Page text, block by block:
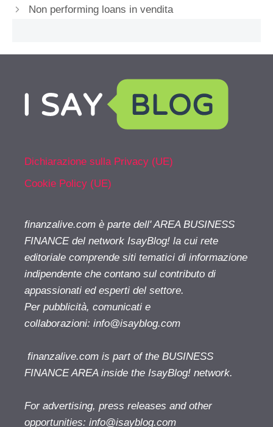
Non performing loans in vendita
Dichiarazione sulla Privacy (UE)
Cookie Policy (UE)
finanzalive.com è parte dell' AREA BUSINESS
FINANCE del network IsayBlog! la cui rete
editoriale comprende siti tematici di informazione
indipendente che contano sul contributo di
appassionati ed esperti del settore.
Per pubblicità, comunicati e
collaborazioni: info@isayblog.com
finanzalive.com is part of the BUSINESS
FINANCE AREA inside the IsayBlog! network.
For advertising, press releases and other
opportunities: info@isayblog.com